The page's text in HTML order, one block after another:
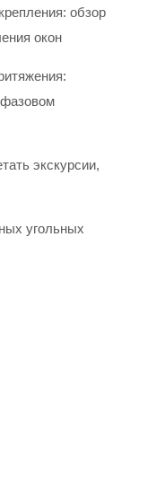
обзор
окон
фазовом
экскурсии,
угольных